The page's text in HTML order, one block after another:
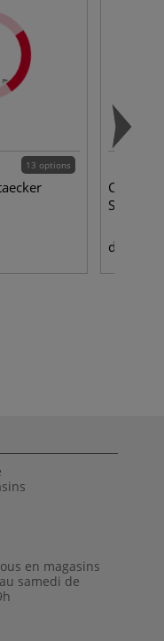
13 options
Châssis
Studio
dès
en magasins
samedi de